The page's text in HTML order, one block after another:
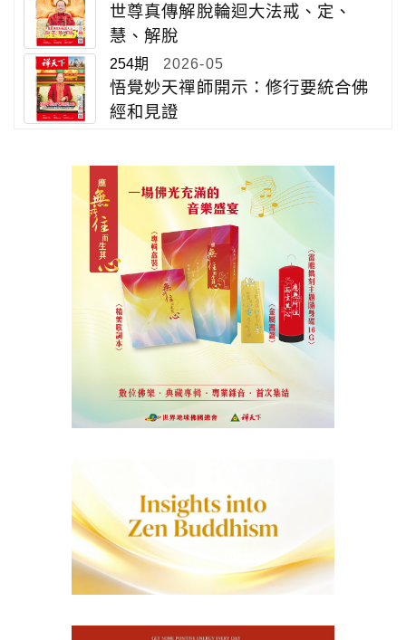
世尊真傳解脫輪迴大法戒、定、
慧、解脫
254期 2026-05
悟覺妙天禪師開示：修行要統合佛
經和見證